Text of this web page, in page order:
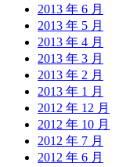
2013 年 6 月
2013 年 5 月
2013 年 4 月
2013 年 3 月
2013 年 2 月
2013 年 1 月
2012 年 12 月
2012 年 10 月
2012 年 7 月
2012 年 6 月